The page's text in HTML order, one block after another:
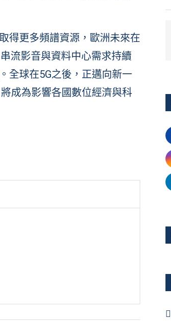
得更多頻譜資源，歐洲未來在
流影音與資料中心需求持續
全球在5G之後，正邁向新一
成為影響各國數位經濟與科